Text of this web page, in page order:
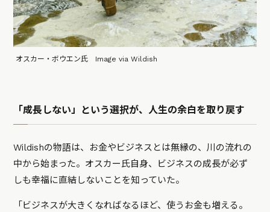
オスカー・ボウエン氏 Image via Wildish
「成長しない」という選択が、人生の余白を取り戻す
Wildishの物語は、お金やビジネスとは無縁の、川の流れの
中から始まった。オスカー氏自身、ビジネスの成長が必ず
しも幸福に直結しないことを知っていた。
「ビジネスが大きくなればなるほど、使うお金も増える。